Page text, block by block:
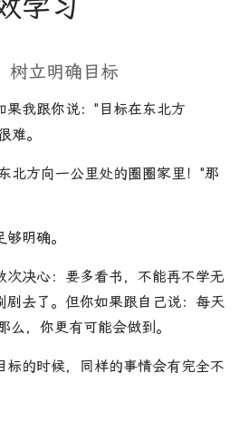
树立明确目标
果我跟你说："目标在东北方
难。
北方向一公里处的圈圈家里！"那
明确。
次决心：要多看书，不能再不学无
剧去了。但你如果跟自己说：每天
，你更有可能会做到。
标的时候，同样的事情会有完全不